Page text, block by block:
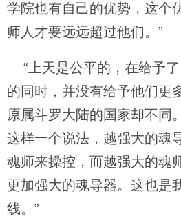
学院也有自己的优势，这个
师人才要远远超过他们。”
“上天是公平的，在给予
的同时，并没有给予他们更
原属斗罗大陆的国家却不同
这样一个说法，越强大的魂
魂师来操控，而越强大的魂
更加强大的魂导器。这也是
线。”